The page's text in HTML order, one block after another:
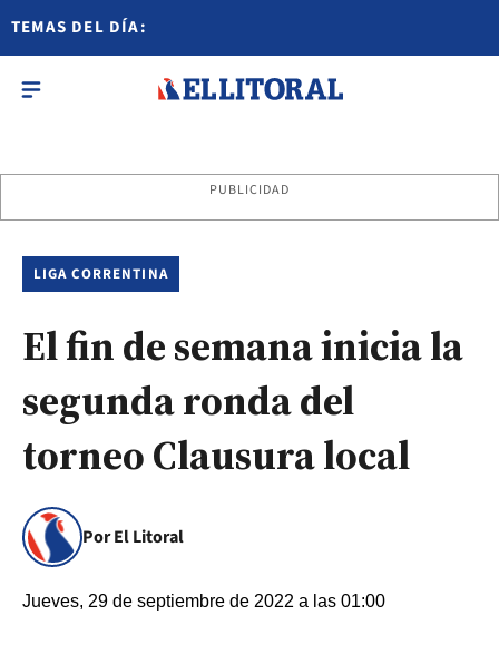
TEMAS DEL DÍA:
PUBLICIDAD
LIGA CORRENTINA
El fin de semana inicia la
segunda ronda del
torneo Clausura local
Por El Litoral
Jueves, 29 de septiembre de 2022 a las 01:00